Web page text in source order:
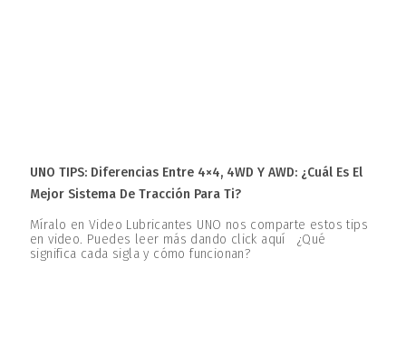
UNO TIPS: Diferencias Entre 4×4, 4WD Y AWD: ¿Cuál Es El
Mejor Sistema De Tracción Para Ti?
Míralo en Video Lubricantes UNO nos comparte estos tips
en video. Puedes leer más dando click aquí ¿Qué
significa cada sigla y cómo funcionan?